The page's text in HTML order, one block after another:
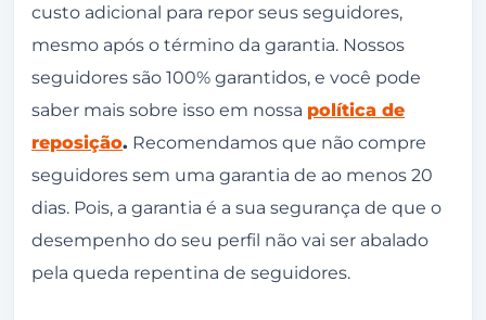
custo adicional para repor seus seguidores,
mesmo após o término da garantia. Nossos
seguidores são 100% garantidos, e você pode
saber mais sobre isso em nossa política de
reposição. Recomendamos que não compre
seguidores sem uma garantia de ao menos 20
dias. Pois, a garantia é a sua segurança de que o
desempenho do seu perfil não vai ser abalado
pela queda repentina de seguidores.